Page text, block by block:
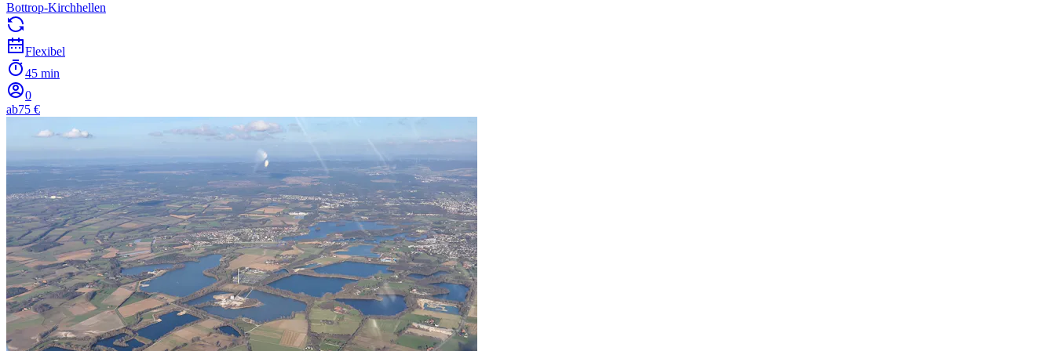
Bottrop-Kirchhellen
Flexibel
45 min
0
ab75 €